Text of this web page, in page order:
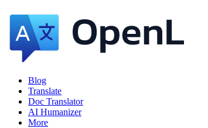
Blog
Translate
Doc Translator
AI Humanizer
More